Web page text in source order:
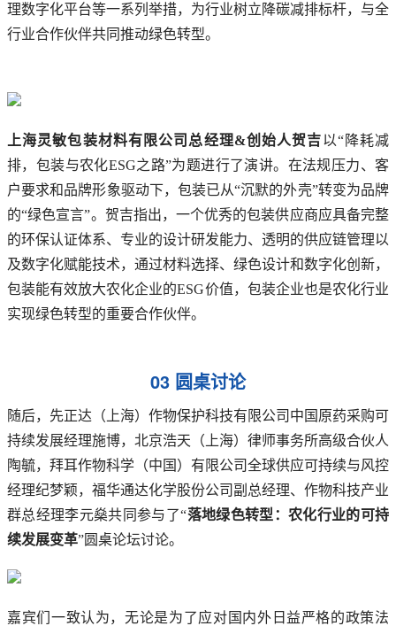
理数字化平台等一系列举措，为行业树立降碳减排标杆，与全
行业合作伙伴共同推动绿色转型。
上海灵敏包装材料有限公司总经理&创始人贺吉以“降耗减
排，包装与农化ESG之路”为题进行了演讲。在法规压力、客
户要求和品牌形象驱动下，包装已从“沉默的外壳”转变为品牌
的“绿色宣言”。贺吉指出，一个优秀的包装供应商应具备完整
的环保认证体系、专业的设计研发能力、透明的供应链管理以
及数字化赋能技术，通过材料选择、绿色设计和数字化创新，
包装能有效放大农化企业的ESG价值，包装企业也是农化行业
实现绿色转型的重要合作伙伴。
03 圆桌讨论
随后，先正达（上海）作物保护科技有限公司中国原药采购可
持续发展经理施博，北京浩天（上海）律师事务所高级合伙人
陶毓，拜耳作物科学（中国）有限公司全球供应可持续与风控
经理纪梦颖，福华通达化学股份公司副总经理、作物科技产业
群总经理李元燊共同参与了“落地绿色转型：农化行业的可持
续发展变革”圆桌论坛讨论。
嘉宾们一致认为，无论是为了应对国内外日益严格的政策法